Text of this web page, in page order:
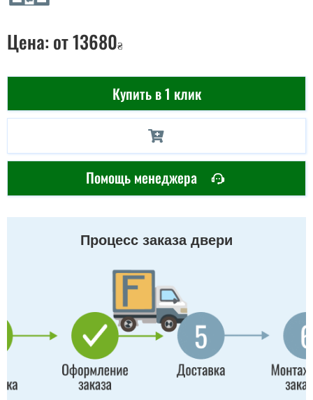
Цена: от 13680₴
Купить в 1 клик
Помощь менеджера
Процесс заказа двери